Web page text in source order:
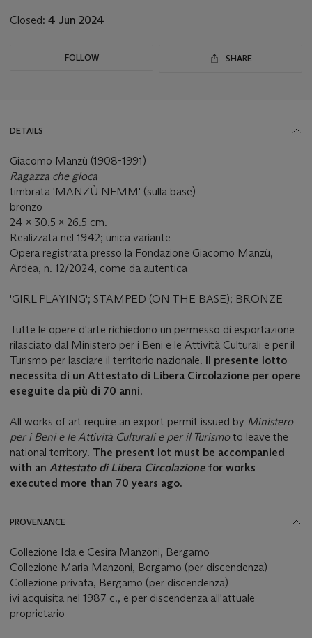
Closed: 4 Jun 2024
FOLLOW SHARE
DETAILS
Giacomo Manzù (1908-1991)
Ragazza che gioca
timbrata 'MANZÙ NFMM' (sulla base)
bronzo
24 x 30.5 x 26.5 cm.
Realizzata nel 1942; unica variante
Opera registrata presso la Fondazione Giacomo Manzù,
Ardea, n. 12/2024, come da autentica
'GIRL PLAYING'; STAMPED (ON THE BASE); BRONZE
Tutte le opere d'arte richiedono un permesso di esportazione
rilasciato dal Ministero per i Beni e le Attività Culturali e per il
Turismo per lasciare il territorio nazionale. Il presente lotto
necessita di un Attestato di Libera Circolazione per opere
eseguite da più di 70 anni.
All works of art require an export permit issued by Ministero
per i Beni e le Attività Culturali e per il Turismoto leave the
national territory. The present lot must be accompanied
with an Attestato di Libera Circolazione for works
executed more than 70 years ago.
PROVENANCE
Collezione Ida e Cesira Manzoni, Bergamo
Collezione Maria Manzoni, Bergamo (per discendenza)
Collezione privata, Bergamo (per discendenza)
ivi acquisita nel 1987 c., e per discendenza all'attuale
proprietario